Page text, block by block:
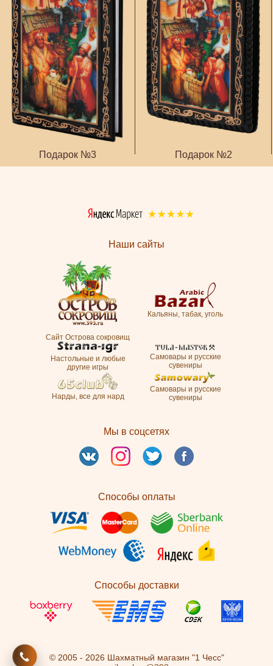
Подарок №3 Подарок №2
Наши сайты
Сайт Острова сокровищ
Кальяны, табак, уголь
Настольные и любые
другие игры
Самовары и русские
сувениры
Нарды, все для нард
Самовары и русские
сувениры
Мы в соцсетях
Способы оплаты
Способы доставки
© 2005 - 2026 Шахматный магазин "1 Чесс"